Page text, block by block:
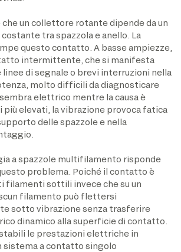
un collettore rotante dipende da un
tra spazzola e anello. La
questo contatto. A basse ampiezze,
intermittente, che si manifesta
linee di segnale o brevi interruzioni nella
molto difficili da diagnosticare
elettrico mentre la causa è
più elevati, la vibrazione provoca fatica
delle spazzole e nella
a spazzole multifilamento risponde
problema. Poiché il contatto è
filamenti sottili invece che su un
filamento può flettersi
sotto vibrazione senza trasferire
dinamico alla superficie di contatto.
le prestazioni elettriche in
sistema a contatto singolo